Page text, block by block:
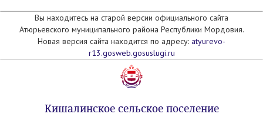
Вы находитесь на старой версии официального сайта
Атюрьевского муниципального района Республики Мордовия.
Новая версия сайта находится по адресу: atyurevo-
r13.gosweb.gosuslugi.ru
Кишалинское сельское поселение